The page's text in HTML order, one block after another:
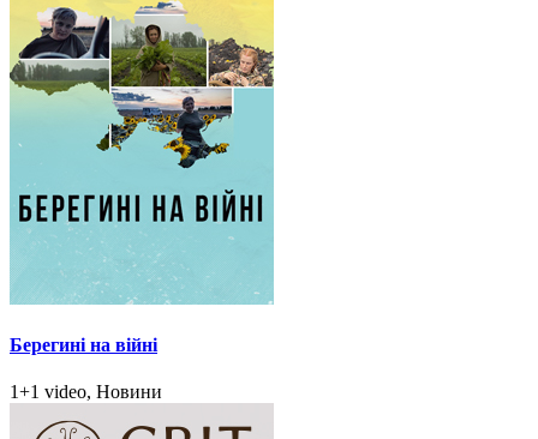
Берегині на війні
1+1 video, Новини